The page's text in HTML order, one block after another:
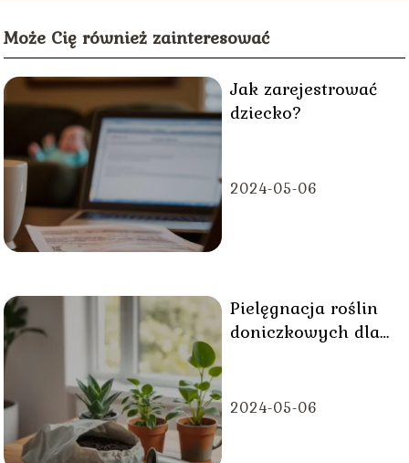
Może Cię również zainteresować
Jak zarejestrować
dziecko?
2024-05-06
Pielęgnacja roślin
doniczkowych dla
2024-05-06